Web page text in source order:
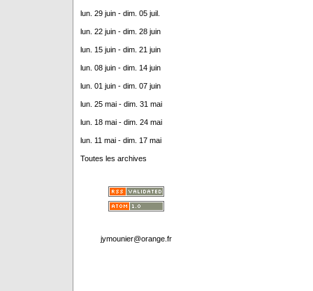
lun. 29 juin - dim. 05 juil.
lun. 22 juin - dim. 28 juin
lun. 15 juin - dim. 21 juin
lun. 08 juin - dim. 14 juin
lun. 01 juin - dim. 07 juin
lun. 25 mai - dim. 31 mai
lun. 18 mai - dim. 24 mai
lun. 11 mai - dim. 17 mai
Toutes les archives
jymounier@orange.fr